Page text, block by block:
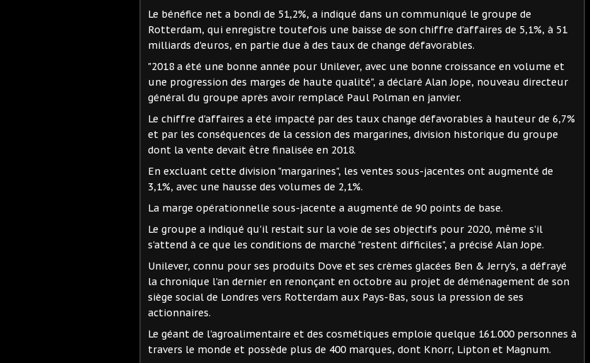
Le bénéfice net a bondi de 51,2%, a indiqué dans un communiqué le groupe de
Rotterdam, qui enregistre toutefois une baisse de son chiffre d'affaires de 5,1%, à 51
milliards d'euros, en partie due à des taux de change défavorables.
"2018 a été une bonne année pour Unilever, avec une bonne croissance en volume et
une progression des marges de haute qualité", a déclaré Alan Jope, nouveau directeur
général du groupe après avoir remplacé Paul Polman en janvier.
Le chiffre d'affaires a été impacté par des taux change défavorables à hauteur de 6,7%
et par les conséquences de la cession des margarines, division historique du groupe
dont la vente devait être finalisée en 2018.
En excluant cette division "margarines", les ventes sous-jacentes ont augmenté de
3,1%, avec une hausse des volumes de 2,1%.
La marge opérationnelle sous-jacente a augmenté de 90 points de base.
Le groupe a indiqué qu'il restait sur la voie de ses objectifs pour 2020, même s'il
s'attend à ce que les conditions de marché "restent difficiles", a précisé Alan Jope.
Unilever, connu pour ses produits Dove et ses crèmes glacées Ben & Jerry's, a défrayé
la chronique l'an dernier en renonçant en octobre au projet de déménagement de son
siège social de Londres vers Rotterdam aux Pays-Bas, sous la pression de ses
actionnaires.
Le géant de l'agroalimentaire et des cosmétiques emploie quelque 161.000 personnes à
travers le monde et possède plus de 400 marques, dont Knorr, Lipton et Magnum.